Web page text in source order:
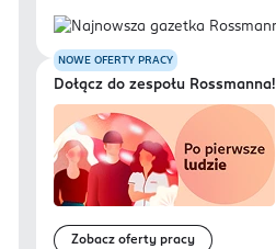
NOWE OFERTY PRACY
Dołącz do zespołu Rossmanna!
Zobacz oferty pracy